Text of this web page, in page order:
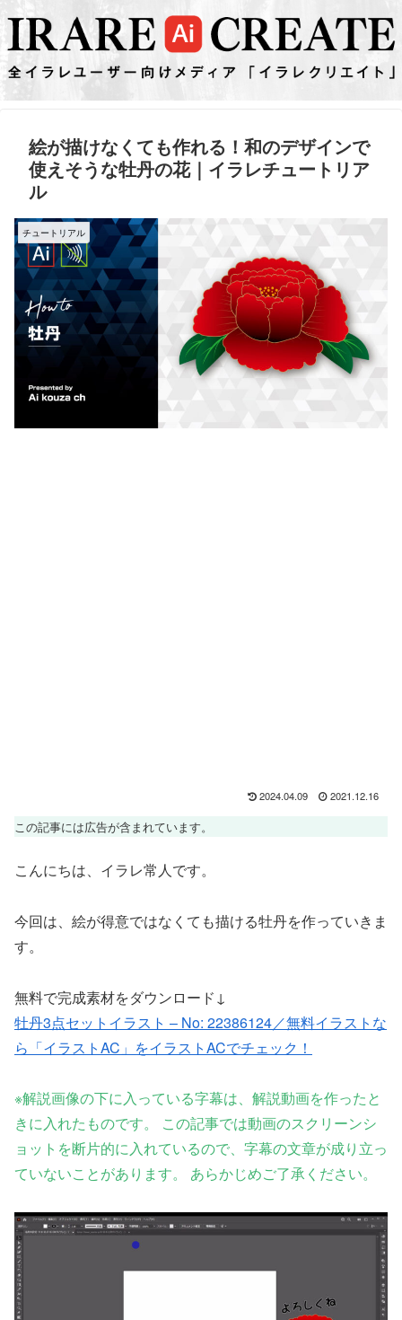
絵が描けなくても作れる！和のデザインで
使えそうな牡丹の花｜イラレチュートリア
ル
チュートリアル
2024.04.09 2021.12.16
この記事には広告が含まれています。
こんにちは、イラレ常人です。
今回は、絵が得意ではなくても描ける牡丹を作っていきま
す。
無料で完成素材をダウンロード↓
牡丹3点セットイラスト – No: 22386124／無料イラストな
ら「イラストAC」をイラストACでチェック！
※解説画像の下に入っている字幕は、解説動画を作ったと
きに入れたものです。 この記事では動画のスクリーンシ
ョットを断片的に入れているので、字幕の文章が成り立っ
ていないことがあります。 あらかじめご了承ください。